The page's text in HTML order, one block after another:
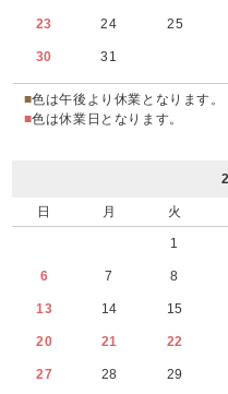
23 24 25
30 31
■色は午後より休業となります。
■色は休業日となります。
日 月 火
1
6 7 8
13 14 15
20 21 22
27 28 29